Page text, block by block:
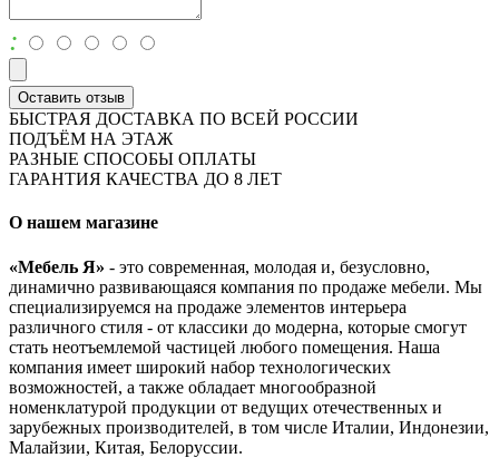
:
Оставить отзыв
БЫСТРАЯ ДОСТАВКА ПО ВСЕЙ РОССИИ
ПОДЪЁМ НА ЭТАЖ
РАЗНЫЕ СПОСОБЫ ОПЛАТЫ
ГАРАНТИЯ КАЧЕСТВА ДО 8 ЛЕТ
О нашем магазине
«Мебель Я» - это современная, молодая и, безусловно,
динамично развивающаяся компания по продаже мебели. Мы
специализируемся на продаже элементов интерьера
различного стиля - от классики до модерна, которые смогут
стать неотъемлемой частицей любого помещения. Наша
компания имеет широкий набор технологических
возможностей, а также обладает многообразной
номенклатурой продукции от ведущих отечественных и
зарубежных производителей, в том числе Италии, Индонезии,
Малайзии, Китая, Белоруссии.